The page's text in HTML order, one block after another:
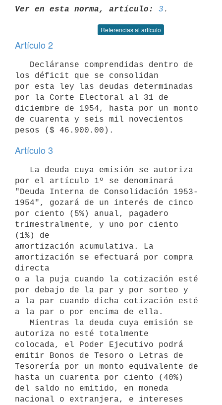
Ver en esta norma, artículo: 3
Referencias al artículo
Artículo 2
los déficit que se consolidan
por esta ley las deudas determinadas
por la Corte Electoral al 31 de
diciembre de 1954, hasta por un monto
de cuarenta y seis mil novecientos
pesos ($ 46.900.00).
Artículo 3
por el artículo 1º se denominará
"Deuda Interna de Consolidación 1953-
1954", gozará de un interés de cinco
por ciento (5%) anual, pagadero
trimestralmente, y uno por ciento
(1%) de
amortización acumulativa. La
amortización se efectuará por compra
directa
o a la puja cuando la cotización esté
por debajo de la par y por sorteo y
a la par cuando dicha cotización esté
a la par o por encima de ella.
autoriza no esté totalmente
colocada, el Poder Ejecutivo podrá
emitir Bonos de Tesoro o Letras de
Tesorería por un monto equivalente de
hasta un cuarenta por ciento (40%)
del saldo no emitido, en moneda
nacional o extranjera, e intereses